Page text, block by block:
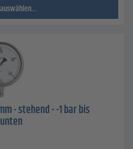
- stehend - -1 bar bis